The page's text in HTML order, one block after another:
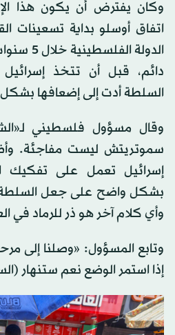
وكان يفترض أن يكون هذا
اتفاق أوسلو بداية تسعينات
الدولة
دائم، قبل أن تتخذ
السلطة أدت إلى إضعافها
وقال مسؤول فلسطيني
سموتريتش ليست مفاجئة.
إسرائيل تعمل على تفكيك
بشكل واضح على جعل السلطة
وأي كلام آخر هو ذر للرماد في
وتابع المسؤول: «وصلنا إلى
إذا استمر الوضع نعم ستنهار